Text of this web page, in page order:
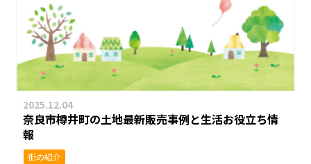
2025.12.04
奈良市樽井町の土地最新販売事例と生活お役立ち情
報
街の紹介